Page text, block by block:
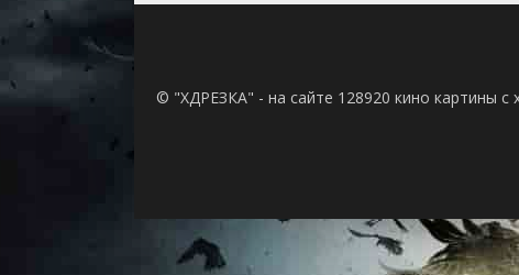
© "ХДРЕЗКА" - на сайте 128920 кино картины с